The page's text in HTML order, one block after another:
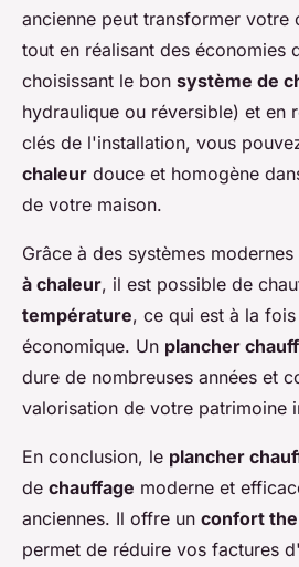
ancienne peut transformer votre
tout en réalisant des économies
choisissant le bon système de
hydraulique ou réversible) et en
clés de l'installation, vous
chaleur douce et homogène
de votre maison.
Grâce à des systèmes
à chaleur, il est possible de
température, ce qui est à la
économique. Un plancher
dure de nombreuses années et
valorisation de votre patrimoine
En conclusion, le plancher
de chauffage moderne et
anciennes. Il offre un confort
permet de réduire vos factures d'